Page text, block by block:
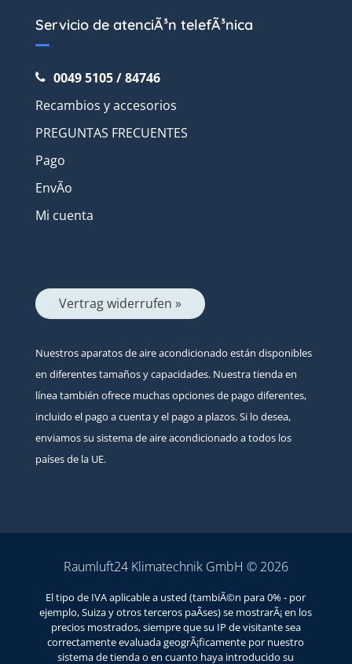
Servicio de atenciÃ³n telefÃ³nica
0049 5105 / 84746
Recambios y accesorios
PREGUNTAS FRECUENTES
Pago
EnvÃ­o
Mi cuenta
Vertrag widerrufen »
Nuestros aparatos de aire acondicionado están disponibles
en diferentes tamaños y capacidades. Nuestra tienda en
línea también ofrece muchas opciones de pago diferentes,
incluido el pago a cuenta y el pago a plazos. Si lo desea,
enviamos su sistema de aire acondicionado a todos los
países de la UE.
Raumluft24 Klimatechnik GmbH © 2026
El tipo de IVA aplicable a usted (tambiÃ©n para 0% - por
ejemplo, Suiza y otros terceros paÃ­ses) se mostrarÃ¡ en los
precios mostrados, siempre que su IP de visitante sea
correctamente evaluada geogrÃ¡ficamente por nuestro
sistema de tienda o en cuanto haya introducido su